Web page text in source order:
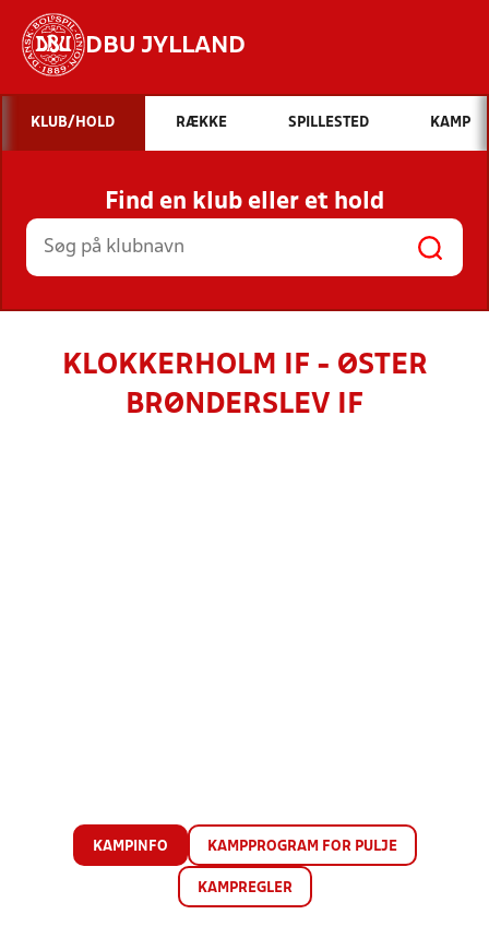
DBU JYLLAND
Hvad vil du søge efter?
INDHOLD OG NYHEDER
STILLINGER, RESULTATER, KLUBBER OG
HOLD
KLUB/HOLD RÆKKE SPILLESTED KAMP
Find en klub eller et hold
KLOKKERHOLM IF - ØSTER
BRØNDERSLEV IF
KAMPINFO KAMPPROGRAM FOR PULJE
KAMPREGLER